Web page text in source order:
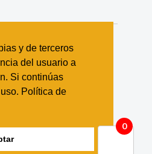
y de terceros
del usuario a
Si continúas
Política de
0